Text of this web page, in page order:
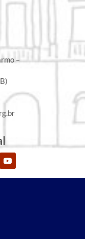
–